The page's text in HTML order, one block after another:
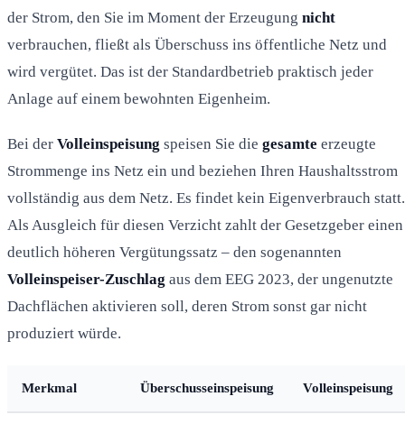
der Strom, den Sie im Moment der Erzeugung nicht
verbrauchen, fließt als Überschuss ins öffentliche Netz und
wird vergütet. Das ist der Standardbetrieb praktisch jeder
Anlage auf einem bewohnten Eigenheim.
Bei der Volleinspeisung speisen Sie die gesamte erzeugte
Strommenge ins Netz ein und beziehen Ihren Haushaltsstrom
vollständig aus dem Netz. Es findet kein Eigenverbrauch statt.
Als Ausgleich für diesen Verzicht zahlt der Gesetzgeber einen
deutlich höheren Vergütungssatz – den sogenannten
Volleinspeiser-Zuschlag aus dem EEG 2023, der ungenutzte
Dachflächen aktivieren soll, deren Strom sonst gar nicht
produziert würde.
Merkmal Überschusseinspeisung Volleinspeisung